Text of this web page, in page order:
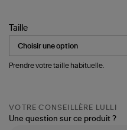
Taille
Prendre votre taille habituelle.
VOTRE CONSEILLÈRE LULLI
Une question sur ce produit ?